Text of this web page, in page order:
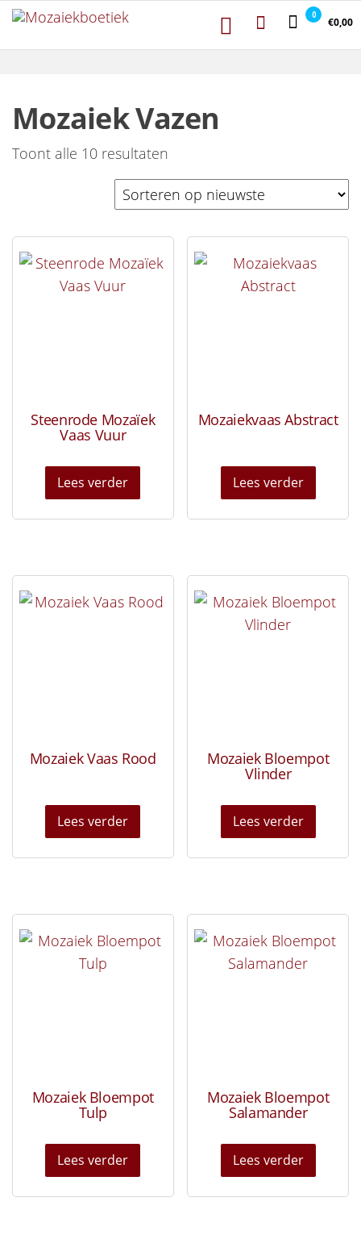
Ga naar de inhoud Mozaiekboetiek0
€0,00
Mozaiek Vazen
Toont alle 10 resultaten
Steenrode Mozaïek
Vaas Vuur
Lees verder
Mozaiekvaas Abstract
Lees verder
Mozaiek Vaas Rood
Lees verder
Mozaiek Bloempot
Vlinder
Lees verder
Mozaiek Bloempot
Tulp
Lees verder
Mozaiek Bloempot
Salamander
Lees verder